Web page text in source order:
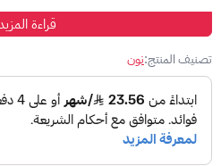
انتقل إلى قسم "رصيد نون".
اختر "استرداد بطاقة الهدايا".
أدخل رقم البطاقة ورمز PIN.
اضغط "استرداد" لإضافة الرصيد
قراءة
تصنيف المنتج:نون